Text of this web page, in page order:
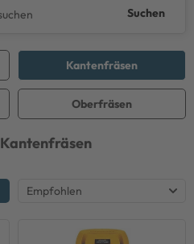
Suchen
Oberfräsen
Kantenfräsen
Kantenfräsen